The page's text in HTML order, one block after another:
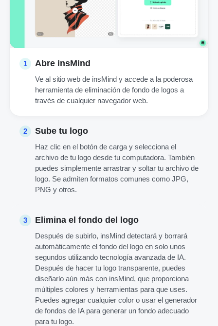
1 Abre insMind
Ve al sitio web de insMind y accede a la poderosa
herramienta de eliminación de fondo de logos a
través de cualquier navegador web.
2 Sube tu logo
Haz clic en el botón de carga y selecciona el
archivo de tu logo desde tu computadora. También
puedes simplemente arrastrar y soltar tu archivo de
logo. Se admiten formatos comunes como JPG,
PNG y otros.
3 Elimina el fondo del logo
Después de subirlo, insMind detectará y borrará
automáticamente el fondo del logo en solo unos
segundos utilizando tecnología avanzada de IA.
Después de hacer tu logo transparente, puedes
diseñarlo aún más con insMind, que proporciona
múltiples colores y herramientas para que uses.
Puedes agregar cualquier color o usar el generador
de fondos de IA para generar un fondo adecuado
para tu logo.